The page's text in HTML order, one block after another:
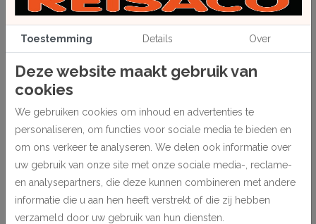
Beschrijving
Wordt gebruikt voor het verwijderen van vlekken op
passepartoutkarton.
Extra groot, gewicht 80 gram.
Toestemming Details Over
Deze website maakt gebruik van
cookies
We gebruiken cookies om inhoud en advertenties te
personaliseren, om functies voor sociale media te bieden en
om ons verkeer te analyseren. We delen ook informatie over
uw gebruik van onze site met onze sociale media-, reclame-
en analysepartners, die deze kunnen combineren met andere
informatie die u aan hen heeft verstrekt of die zij hebben
verzameld door uw gebruik van hun diensten.